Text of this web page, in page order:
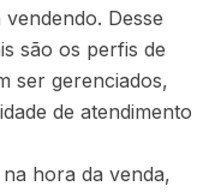
Desse
são os perfis de
ser gerenciados,
de atendimento
na hora da venda,